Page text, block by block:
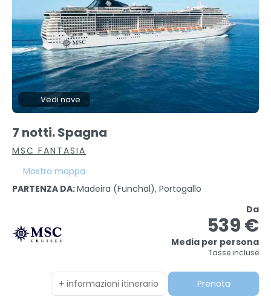
Vedi nave
7 notti. Spagna
MSC FANTASIA
Mostra mappa
PARTENZA DA:Madeira (funchal), Portogallo
Da
539 €
Media per persona
Tasse incluse
+ informazioni itinerario Prenota